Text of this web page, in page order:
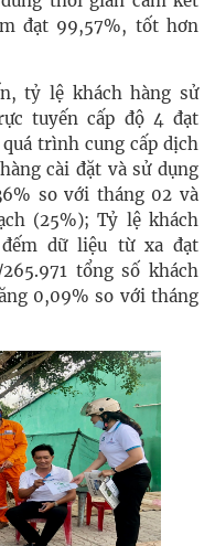
đạt 99,57%, tốt hơn
tỷ lệ khách hàng sử
tuyến cấp độ 4 đạt
trình cung cấp dịch
cài đặt và sử dụng
so với tháng 02 và
(25%); Tỷ lệ khách
dữ liệu từ xa đạt
tổng số khách
0,09% so với tháng